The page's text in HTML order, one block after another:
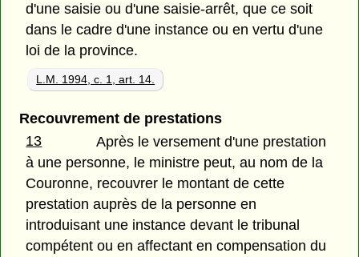
d'une saisie ou d'une saisie-arrêt, que ce soit
dans le cadre d'une instance ou en vertu d'une
loi de la province.
L.M. 1994, c. 1, art. 14.
Recouvrement de prestations
13
Après le versement d'une prestation
à une personne, le ministre peut, au nom de la
Couronne, recouvrer le montant de cette
prestation auprès de la personne en
introduisant une instance devant le tribunal
compétent ou en affectant en compensation du